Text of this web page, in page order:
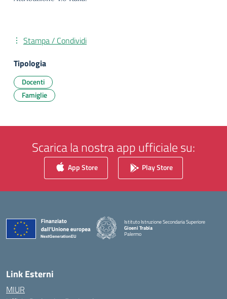
Stampa / Condividi
Tipologia
Docenti
Famiglie
Scarica la nostra app ufficiale su:
App Store Play Store
Istituto Istruzione Secondaria Superiore
Gioeni Trabia
Palermo
Link Esterni
MIUR